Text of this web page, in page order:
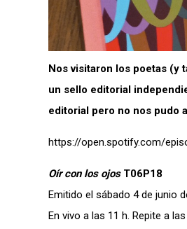
Nos visitaron los poetas (y
un sello editorial
editorial pero no nos pudo
https://open.spotify.com/
Oír con los ojosT06P18
Emitido el sábado 4 de junio
En vivo a las 11 h. Repite a